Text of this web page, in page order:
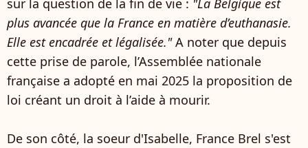
plus avancée que la France en matière d’euthanasie.
Elle est encadrée et légalisée."A noter que depuis
cette prise de parole, l’Assemblée nationale
française a adopté en mai 2025 la proposition de
loi créant un droit à l’aide à mourir.
De son côté, la soeur d'Isabelle, France Brel s'est